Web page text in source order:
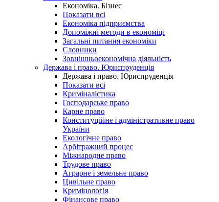
Економіка. Бізнес
Показати всі
Економіка підприємства
Допоміжні методи в економіці
Загальні питання економіки
Словники
Зовнішньоекономічна діяльність
Держава і право. Юриспруденція
Держава і право. Юриспруденція
Показати всі
Криміналістика
Господарське право
Карне право
Конституційне і адміністративне право
України
Екологічне право
Арбітражний процес
Міжнародне право
Трудове право
Аграрне і земельне право
Цивільне право
Кримінологія
Фінансове право